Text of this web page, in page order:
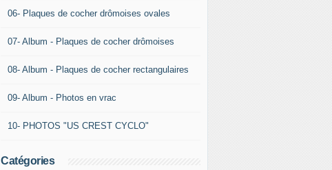
06- Plaques de cocher drômoises ovales
07- Album - Plaques de cocher drômoises
08- Album - Plaques de cocher rectangulaires
09- Album - Photos en vrac
10- PHOTOS "US CREST CYCLO"
Catégories